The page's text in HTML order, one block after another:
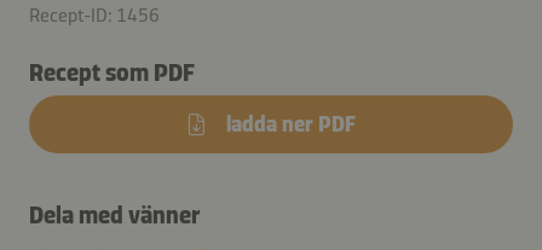
Recept-ID: 1456
Recept som PDF
ladda ner PDF
Dela med vänner